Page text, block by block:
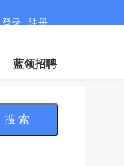
登录|注册
蓝领招聘
搜 索